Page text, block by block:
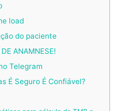
load
do paciente
ANAMNESE!
Telegram
É Seguro É Confiável?